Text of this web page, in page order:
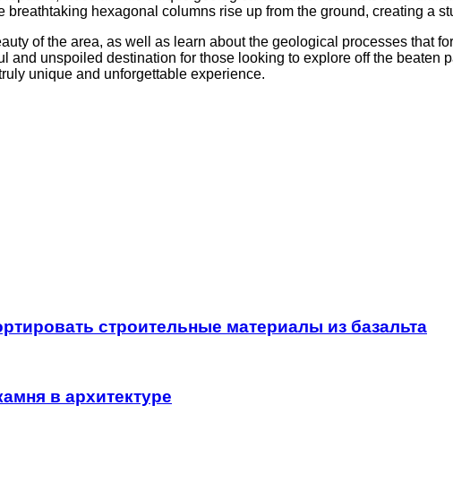
hexagonal columns rise up from the ground, creating a
of the area, as well as learn about the geological processes that
and unspoiled destination for those looking to explore off the beaten
unique and unforgettable experience.
строительные материалы из базальта
в архитектуре